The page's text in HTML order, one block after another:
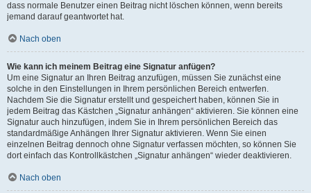
dass normale Benutzer einen Beitrag nicht löschen können, wenn bereits
jemand darauf geantwortet hat.
Nach oben
Wie kann ich meinem Beitrag eine Signatur anfügen?
Um eine Signatur an Ihren Beitrag anzufügen, müssen Sie zunächst eine
solche in den Einstellungen in Ihrem persönlichen Bereich entwerfen.
Nachdem Sie die Signatur erstellt und gespeichert haben, können Sie in
jedem Beitrag das Kästchen „Signatur anhängen“ aktivieren. Sie können eine
Signatur auch hinzufügen, indem Sie in Ihrem persönlichen Bereich das
standardmäßige Anhängen Ihrer Signatur aktivieren. Wenn Sie einen
einzelnen Beitrag dennoch ohne Signatur verfassen möchten, so können Sie
dort einfach das Kontrollkästchen „Signatur anhängen“ wieder deaktivieren.
Nach oben